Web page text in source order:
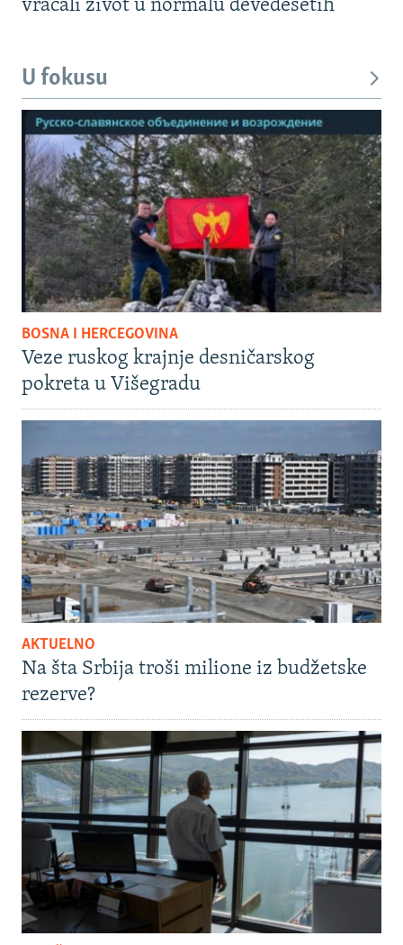
vraćali život u normalu devedesetih
U fokusu
BOSNA I HERCEGOVINA
Veze ruskog krajnje desničarskog
pokreta u Višegradu
AKTUELNO
Na šta Srbija troši milione iz budžetske
rezerve?